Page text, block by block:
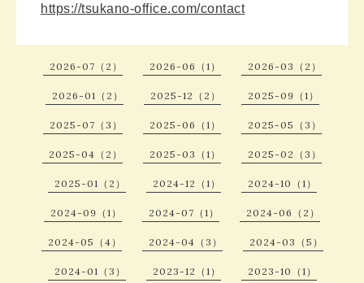
https://tsukano-office.com/contact
2026-07（2） 2026-06（1） 2026-03（2）
2026-01（2） 2025-12（2） 2025-09（1）
2025-07（3） 2025-06（1） 2025-05（3）
2025-04（2） 2025-03（1） 2025-02（3）
2025-01（2） 2024-12（1） 2024-10（1）
2024-09（1） 2024-07（1） 2024-06（2）
2024-05（4） 2024-04（3） 2024-03（5）
2024-01（3） 2023-12（1） 2023-10（1）